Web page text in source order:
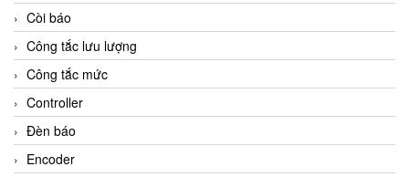
Còi báo
Công tắc lưu lượng
Công tắc mức
Controller
Đèn báo
Encoder